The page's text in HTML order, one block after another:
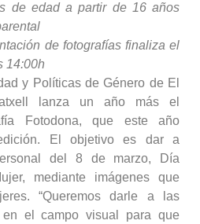
de edad a partir de 16 años
de fotografías finaliza el
14:00h
y Políticas de Género de El
lanza un año más el
Fotodona, que este año
El objetivo es dar a
del 8 de marzo, Día
mediante imágenes que
“Queremos darle a las
en el campo visual para que